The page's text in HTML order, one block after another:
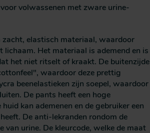
volwassenen met zware urine-
elastisch materiaal, waardoor
lichaam. Het materiaal is ademend en is
het niet ritselt of kraakt. De buitenzijde
waardoor deze prettig
beenelastieken zijn soepel, waardoor
De pants heeft een hoge
kan ademenen en de gebruiker een
De anti-lekranden rondom de
van urine. De kleurcode, welke de maat